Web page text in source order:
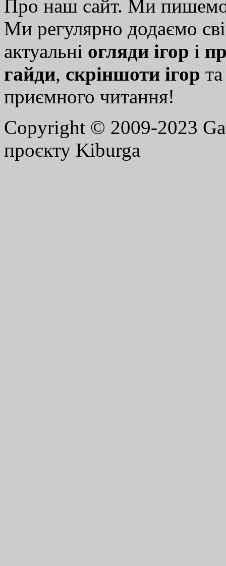
Про наш сайт. Ми
Ми регулярно додаємо
актуальні огляди ігор і
гайди, скріншоти ігор
приємного читання!
Copyright © 2009-2023
проєкту Kiburga